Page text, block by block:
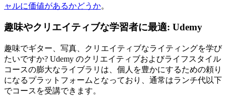
ャルに価値があるかどうか。
趣味やクリエイティブな学習者に最適: Udemy
趣味でギター、写真、クリエイティブなライティングを学び
たいですか? Udemy のクリエイティブおよびライフスタイル
コースの膨大なライブラリは、個人を豊かにするための頼り
になるプラットフォームとなっており、通常はランチ代以下
でコースを受講できます。